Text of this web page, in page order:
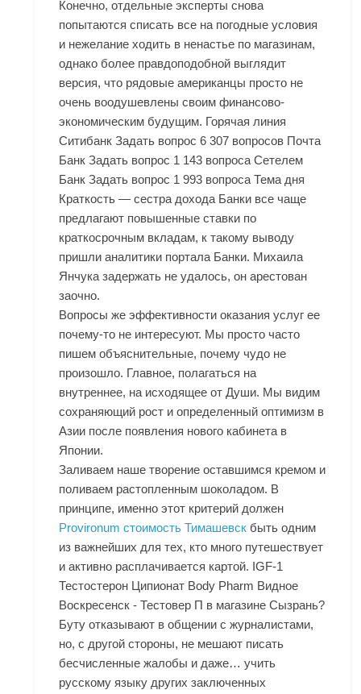
Конечно, отдельные эксперты снова
попытаются списать все на погодные условия
и нежелание ходить в ненастье по магазинам,
однако более правдоподобной выглядит
версия, что рядовые американцы просто не
очень воодушевлены своим финансово-
экономическим будущим. Горячая линия
Ситибанк Задать вопрос 6 307 вопросов Почта
Банк Задать вопрос 1 143 вопроса Сетелем
Банк Задать вопрос 1 993 вопроса Тема дня
Краткость — сестра дохода Банки все чаще
предлагают повышенные ставки по
краткосрочным вкладам, к такому выводу
пришли аналитики портала Банки. Михаила
Янчука задержать не удалось, он арестован
заочно.
Вопросы же эффективности оказания услуг ее
почему-то не интересуют. Мы просто часто
пишем объяснительные, почему чудо не
произошло. Главное, полагаться на
внутреннее, на исходящее от Души. Мы видим
сохраняющий рост и определенный оптимизм в
Азии после появления нового кабинета в
Японии.
Заливаем наше творение оставшимся кремом и
поливаем растопленным шоколадом. В
принципе, именно этот критерий должен
Provironum стоимость Тимашевск быть одним
из важнейших для тех, кто много путешествует
и активно расплачивается картой. IGF-1
Тестостерон Ципионат Body Pharm Видное
Воскресенск - Тестовер П в магазине Сызрань?
Буту отказывают в общении с журналистами,
но, с другой стороны, не мешают писать
бесчисленные жалобы и даже… учить
русскому языку других заключенных